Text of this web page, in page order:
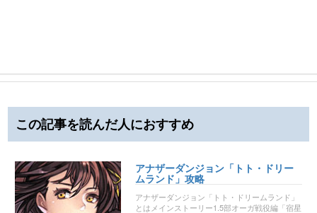
この記事を読んだ人におすすめ
アナザーダンジョン「トト・ドリー
ムランド」攻略
アナザーダンジョン「トト・ドリームランド」
とはメインストーリー1.5部オーガ戦役編「宿星